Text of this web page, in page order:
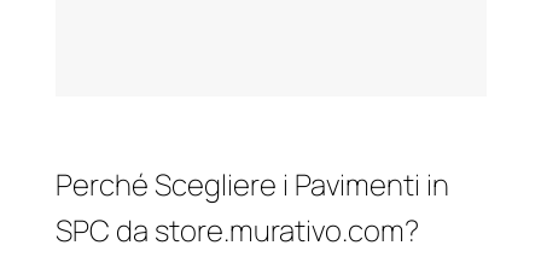
Perché Scegliere i Pavimenti in
SPC da store.murativo.com?